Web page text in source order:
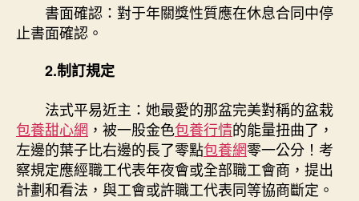
書面確認：對于年關獎性質應在休息合同中停
止書面確認。
2.制訂規定
法式平易近主：她最愛的那盆完美對稱的盆栽
包養甜心網 ，被一股金色包養行情的能量扭曲了，
左邊的葉子比右邊的長了零點包養網零一公分！考
察規定應經職工代表年夜會或全部職工會商，提出
計劃和看法，與工會或許職工代表同等協商斷定。